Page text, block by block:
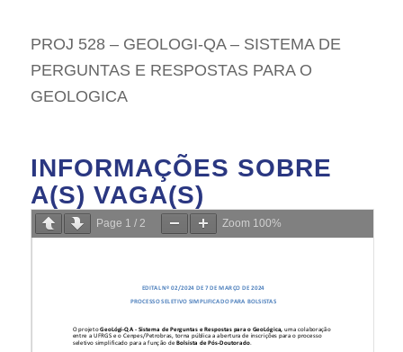
PROJ 528 – GEOLOGI-QA – SISTEMA DE
PERGUNTAS E RESPOSTAS PARA O
GEOLOGICA
INFORMAÇÕES SOBRE
A(S) VAGA(S)
Page 1 / 2 Zoom 100%